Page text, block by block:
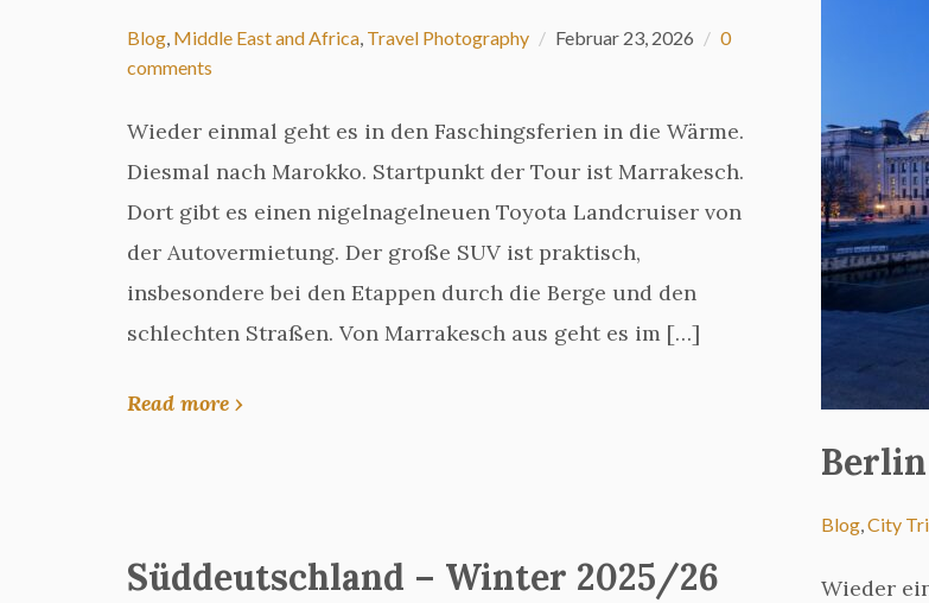
Blog, Middle East and Africa, Travel Photography Februar 23, 2026
0
comments
Wieder einmal geht es in den Faschingsferien in die Wärme.
Diesmal nach Marokko. Startpunkt der Tour ist Marrakesch.
Dort gibt es einen nigelnagelneuen Toyota Landcruiser von
der Autovermietung. Der große SUV ist praktisch,
insbesondere bei den Etappen durch die Berge und den
schlechten Straßen. Von Marrakesch aus geht es im […]
Read more ›
Blog,City
Wieder
Süddeutschland – Winter 2025/26